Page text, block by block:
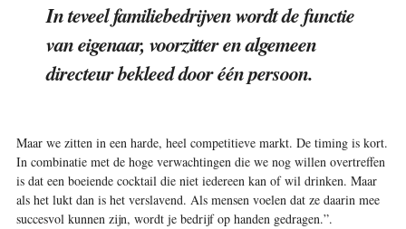
In teveel familiebedrijven wordt de functie
van eigenaar, voorzitter en algemeen
directeur bekleed door één persoon.
Maar we zitten in een harde, heel competitieve markt. De timing is kort.
In combinatie met de hoge verwachtingen die we nog willen overtreffen
is dat een boeiende cocktail die niet iedereen kan of wil drinken. Maar
als het lukt dan is het verslavend. Als mensen voelen dat ze daarin mee
succesvol kunnen zijn, wordt je bedrijf op handen gedragen.”.